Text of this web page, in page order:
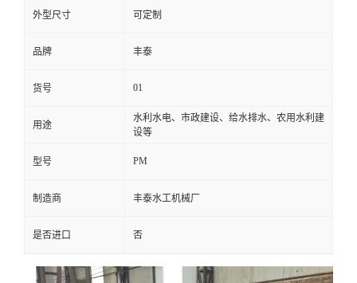
外型尺寸 可定制
品牌 丰泰
货号 01
用途
水利水电、市政建设、给水排水、农用水利建
设等
型号 PM
制造商 丰泰水工机械厂
是否进口 否